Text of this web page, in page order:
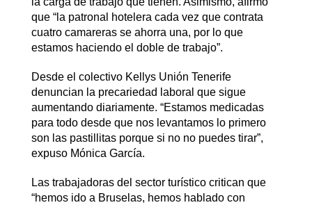
que “la patronal hotelera cada vez que contrata
cuatro camareras se ahorra una, por lo que
estamos haciendo el doble de trabajo”.
Desde el colectivo Kellys Unión Tenerife
denuncian la precariedad laboral que sigue
aumentando diariamente. “Estamos medicadas
para todo desde que nos levantamos lo primero
son las pastillitas porque si no no puedes tirar”,
expuso Mónica García.
Las trabajadoras del sector turístico critican que
“hemos ido a Bruselas, hemos hablado con